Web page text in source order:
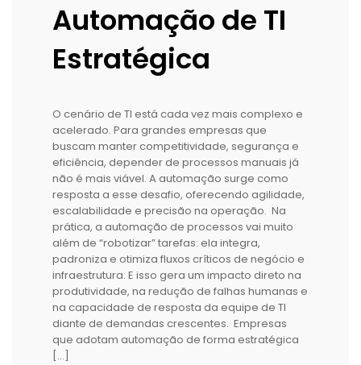
Automação de TI
Estratégica
O cenário de TI está cada vez mais complexo e
acelerado. Para grandes empresas que
buscam manter competitividade, segurança e
eficiência, depender de processos manuais já
não é mais viável. A automação surge como
resposta a esse desafio, oferecendo agilidade,
escalabilidade e precisão na operação. Na
prática, a automação de processos vai muito
além de “robotizar” tarefas: ela integra,
padroniza e otimiza fluxos críticos de negócio e
infraestrutura. E isso gera um impacto direto na
produtividade, na redução de falhas humanas e
na capacidade de resposta da equipe de TI
diante de demandas crescentes. Empresas
que adotam automação de forma estratégica
[…]